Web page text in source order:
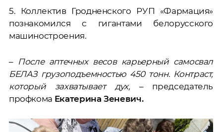
5. Коллектив Гродненского РУП «Фармация»
познакомился с гигантами белорусского
машиностроения.
– После аптечных весов карьерный самосвал
БЕЛАЗ грузоподъемностью 450 тонн. Контраст,
который захватывает дух, – председатель
профкома Екатерина Зеневич.